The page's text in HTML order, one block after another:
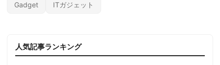
Gadget ITガジェット
人気記事ランキング